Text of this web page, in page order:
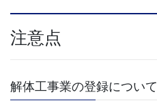
注意点
解体工事業の登録について